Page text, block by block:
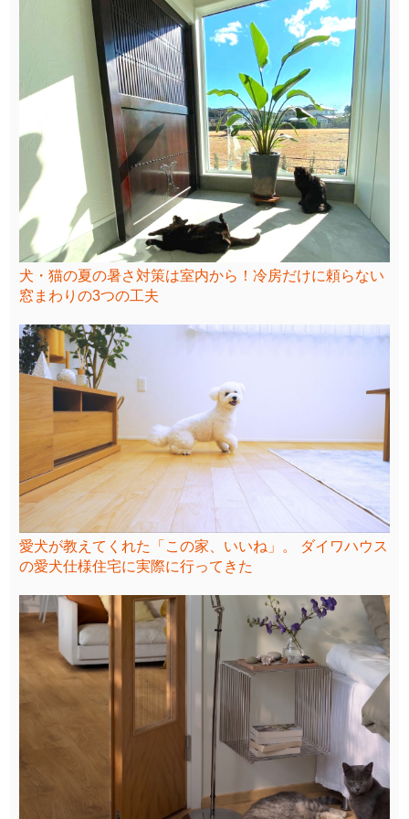
犬・猫の夏の暑さ対策は室内から！冷房だけに頼らない
窓まわりの3つの工夫
愛犬が教えてくれた「この家、いいね」。 ダイワハウス
の愛犬仕様住宅に実際に行ってきた